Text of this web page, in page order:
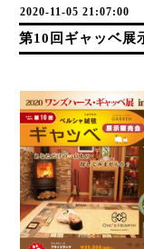
2020-11-05 21:07:00
第10回ギャッベ展